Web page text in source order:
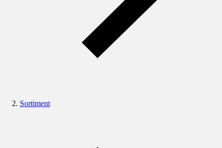
Sortiment